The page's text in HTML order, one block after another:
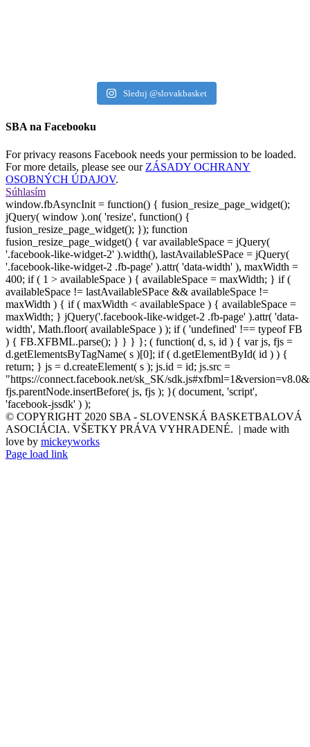
Sleduj @slovakbasket
SBA na Facebooku
For privacy reasons Facebook needs your permission to be loaded.
For more details, please see our ZÁSADY OCHRANY
OSOBNÝCH ÚDAJOV.
Súhlasím
window.fbAsyncInit = function() { fusion_resize_page_widget();
jQuery( window ).on( 'resize', function() {
fusion_resize_page_widget(); }); function
fusion_resize_page_widget() { var availableSpace = jQuery(
'.facebook-like-widget-2' ).width(), lastAvailableSPace = jQuery(
'.facebook-like-widget-2 .fb-page' ).attr( 'data-width' ), maxWidth =
400; if ( 1 > availableSpace ) { availableSpace = maxWidth; } if (
availableSpace != lastAvailableSPace && availableSpace !=
maxWidth ) { if ( maxWidth < availableSpace ) { availableSpace =
maxWidth; } jQuery('.facebook-like-widget-2 .fb-page' ).attr( 'data-
width', Math.floor( availableSpace ) ); if ( 'undefined' !== typeof FB
) { FB.XFBML.parse(); } } } }; ( function( d, s, id ) { var js, fjs =
d.getElementsByTagName( s )[0]; if ( d.getElementById( id ) ) {
return; } js = d.createElement( s ); js.id = id; js.src =
"https://connect.facebook.net/sk_SK/
fjs.parentNode.insertBefore( js, fjs ); }( document, 'script',
'facebook-jssdk' ) );
© COPYRIGHT 2020 SBA - SLOVENSKÁ BASKETBALOVÁ
ASOCIÁCIA. VŠETKY PRÁVA VYHRADENÉ. | made with
love by mickeyworks
Page load link